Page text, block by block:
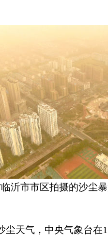
沂市市区拍摄的沙尘
天气，中央气象台在